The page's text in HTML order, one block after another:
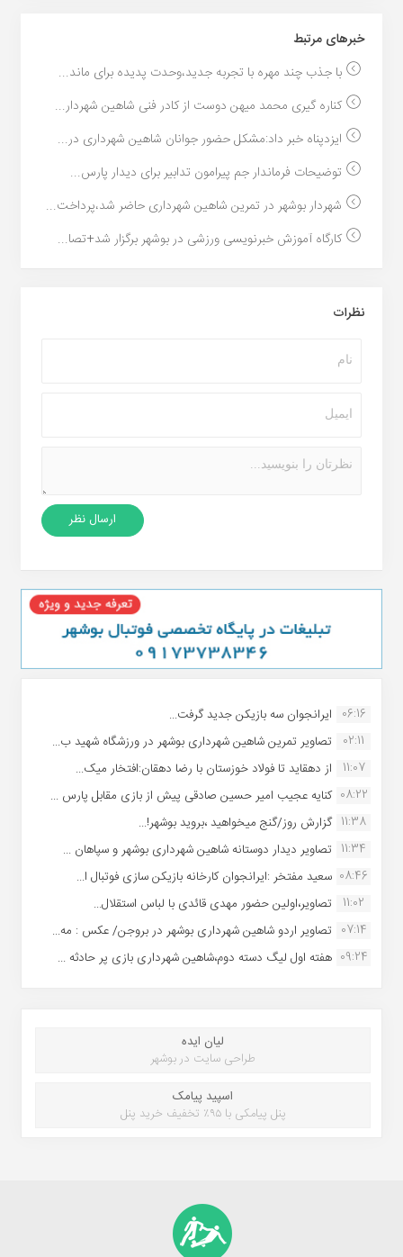
خبر‌های مرتبط
با جذب چند مهره با تجربه جدید،وحدت پدیده برای ماند...
کناره گیری محمد میهن دوست از کادر فنی شاهین شهردار...
ایزدپناه خبر داد:مشکل حضور جوانان شاهین شهرداری در...
توضیحات فرماندار جم پیرامون تدابیر برای دیدار پارس...
شهردار بوشهر در تمرین شاهین شهرداری حاضر شد،پرداخت...
کارگاه آموزش خبرنویسی ورزشی در بوشهر برگزار شد+تصا...
نظرات
06:16 ایرانجوان سه بازیکن جدید گرفت...
02:11
تصاویر تمرین شاهین شهردارى بوشهر در ورزشگاه شهید ب...
11:07
از دهقاید تا فولاد خوزستان با رضا دهقان:افتخار میک...
08:22 کنایه عجیب امیر حسین صادقی پیش از بازی مقابل پارس ...
11:38 گزارش روز/گنج میخواهید ،بروید بوشهر!...
11:34 تصاویر دیدار دوستانه شاهین شهردارى بوشهر و سپاهان ...
08:46 سعید مفتخر :ایرانجوان کارخانه بازیکن سازی فوتبال ا...
11:02
تصاویر،اولین حضور مهدی قائدی با لباس استقلال...
07:14 تصاویر اردو شاهین شهرداری بوشهر در بروجن/ عکس : مه...
09:24 هفته اول لیگ دسته دوم،شاهین شهرداری بازی پر حادثه ...
لیان ایده
طراحی سایت در بوشهر
اسپید پیامک
پنل پیامکی با ۹۵٪ تخفیف خرید پنل